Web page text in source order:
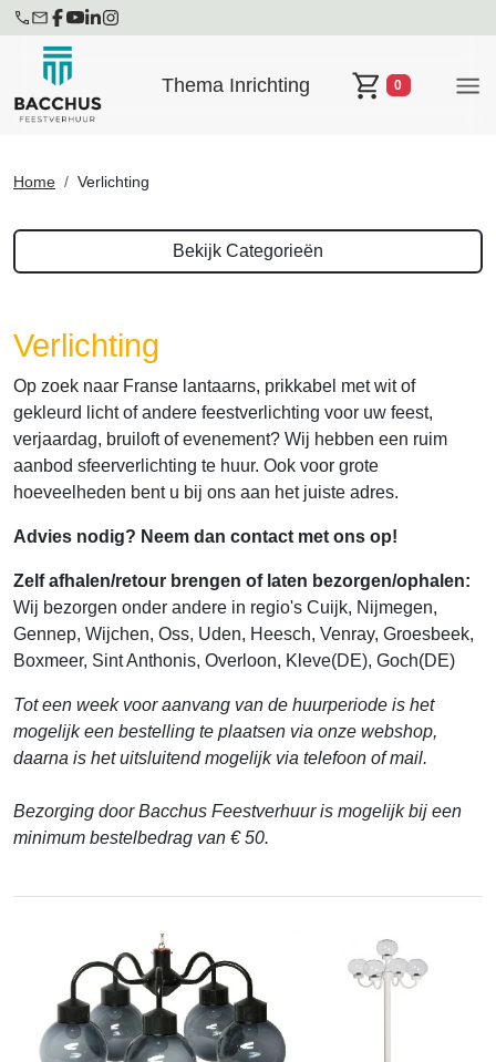
Thema Inrichting
Winkelwagen
0
Home Verlichting
Bekijk Categorieën
Verlichting
Op zoek naar Franse lantaarns, prikkabel met wit of
gekleurd licht of andere feestverlichting voor uw feest,
verjaardag, bruiloft of evenement? Wij hebben een ruim
aanbod sfeerverlichting te huur. Ook voor grote
hoeveelheden bent u bij ons aan het juiste adres.
Advies nodig? Neem dan contact met ons op!
Zelf afhalen/retour brengen of laten bezorgen/ophalen:
Wij bezorgen onder andere in regio's Cuijk, Nijmegen,
Gennep, Wijchen, Oss, Uden, Heesch, Venray, Groesbeek,
Boxmeer, Sint Anthonis, Overloon, Kleve(DE), Goch(DE)
Tot een week voor aanvang van de huurperiode is het
mogelijk een bestelling te plaatsen via onze webshop,
daarna is het uitsluitend mogelijk via telefoon of mail.
Bezorging door Bacchus Feestverhuur is mogelijk bij een
minimum bestelbedrag van € 50.